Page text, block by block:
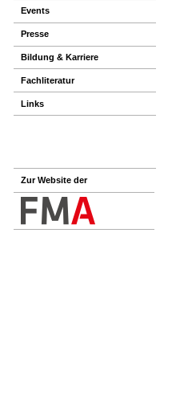
Events
Presse
Bildung & Karriere
Fachliteratur
Links
Zur Website der